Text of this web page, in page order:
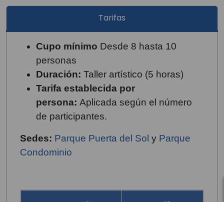
Tarifas
Cupo mínimo Desde 8 hasta 10
personas
Duración: Taller artístico (5 horas)
Tarifa establecida por
persona: Aplicada según el número
de participantes.
Sedes: Parque Puerta del Sol y Parque
Condominio